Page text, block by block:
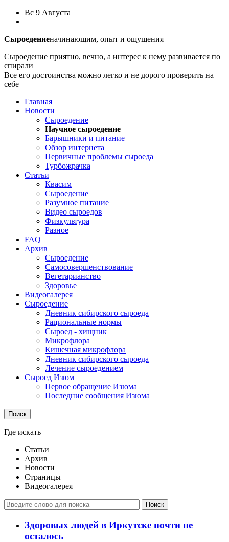
Вс 9 Августа
Сыроедениеначинающим, опыт и ощущения
Сыроедение приятно, вечно, а интерес к нему развивается по
спирали
Все его достоинства можно легко и не дорого проверить на
себе
Главная
Новости
Сыроедение
Научное сыроедение
Барышники и питание
Обзор интернета
Первичные проблемы сыроеда
Турбожрачка
Статьи
Квасим
Сыроедение
Разумное питание
Видео сыроедов
Физкультура
Разное
FAQ
Архив
Сыроедение
Самосовершенствование
Вегетарианство
Здоровье
Видеогалерея
Сыроедение
Дневник сибирского сыроеда
Рациональные нормы
Сыроед - хищник
Микрофлора
Кишечная микрофлора
Дневник сибирского сыроеда
Лечение сыроедением
Сыроед Изюм
Первое обращение Изюма
Последние сообщения Изюма
Поиск
Где искать
Статьи
Архив
Новости
Страницы
Видеогалерея
Поиск
Здоровых людей в Иркутске почти не
осталось